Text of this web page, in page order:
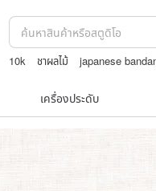
10k ชาผลไม้ japanese
เครื่องประดับ